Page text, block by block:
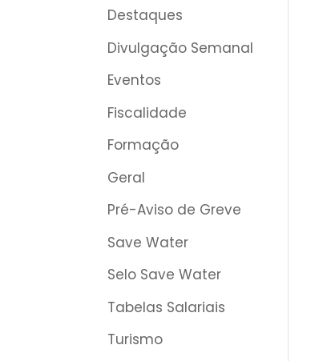
Destaques
Divulgação Semanal
Eventos
Fiscalidade
Formação
Geral
Pré-Aviso de Greve
Save Water
Selo Save Water
Tabelas Salariais
Turismo